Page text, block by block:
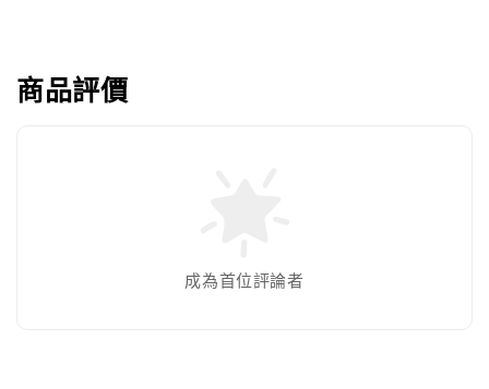
商品評價
成為首位評論者